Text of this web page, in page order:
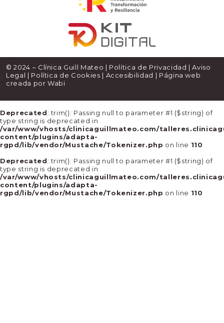
© 2024 – Clínica Guill Mateo | Política de Privacidad |Aviso
Legal | Política de Cookies | Accesibilidad | Página web
creada porWabi
Deprecated: trim(): Passing null to parameter #1 ($string) of
type string is deprecated in
/var/www/vhosts/clinicaguillmateo.com/
content/plugins/adapta-
rgpd/lib/vendor/Mustache/Tokenizer.php on line 110
Deprecated: trim(): Passing null to parameter #1 ($string) of
type string is deprecated in
/var/www/vhosts/clinicaguillmateo.com/
content/plugins/adapta-
rgpd/lib/vendor/Mustache/Tokenizer.php on line 110